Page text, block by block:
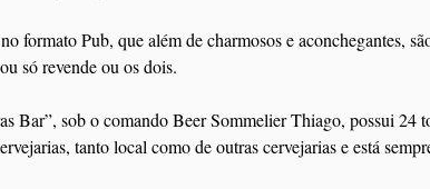
formato Pub, que além de charmosos e aconchegantes,
só revende ou os dois.
Bar”, sob o comando Beer Sommelier Thiago, possui 24
tanto local como de outras cervejarias e está